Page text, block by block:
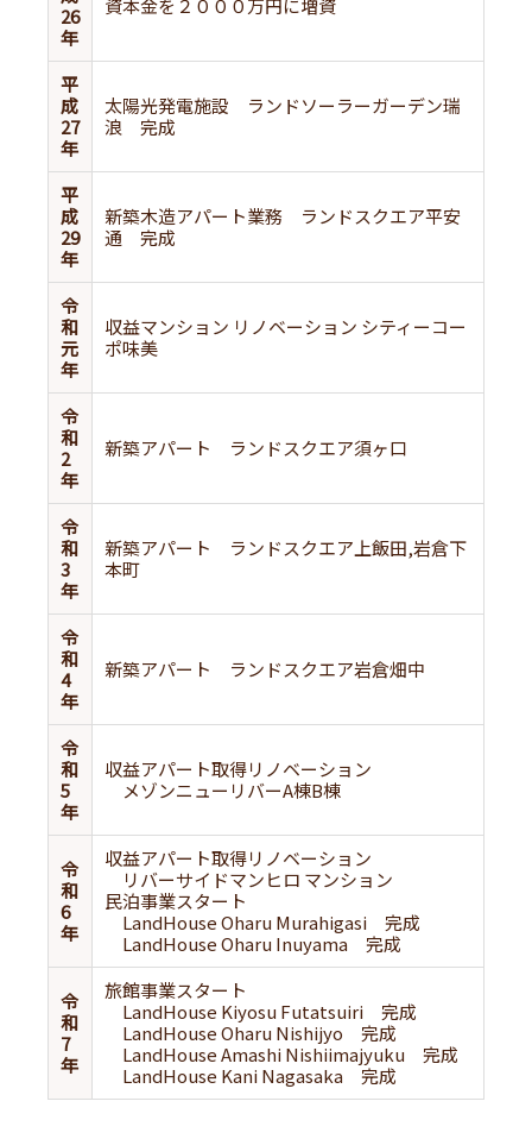
26
年
平
成
27
年
太陽光発電施設 ランドソーラーガーデン瑞
浪 完成
平
成
29
年
新築木造アパート業務 ランドスクエア平安
通 完成
令
和
元
年
収益マンション リノベーション シティーコー
ポ味美
令
和
2
年
新築アパート ランドスクエア須ヶ口
令
和
3
年
新築アパート ランドスクエア上飯田,岩倉下
本町
令
和
4
年
新築アパート ランドスクエア岩倉畑中
令
和
5
年
収益アパート取得リノベーション
メゾンニューリバーA棟B棟
令
和
6
年
収益アパート取得リノベーション
リバーサイドマンヒロ マンション
民泊事業スタート
LandHouse Oharu Murahigasi 完成
LandHouse Oharu Inuyama 完成
令
和
7
年
旅館事業スタート
LandHouse Kiyosu Futatsuiri 完成
LandHouse Oharu Nishijyo 完成
LandHouse Amashi Nishiimajyuku 完成
LandHouse Kani Nagasaka 完成